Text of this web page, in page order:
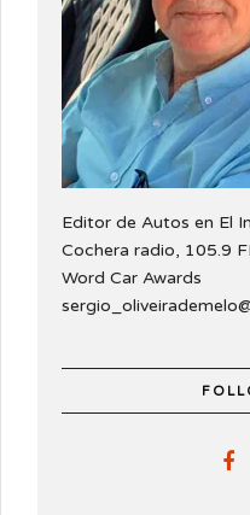
Editor de Autos en El
Cochera radio, 105.9
Word Car Awards